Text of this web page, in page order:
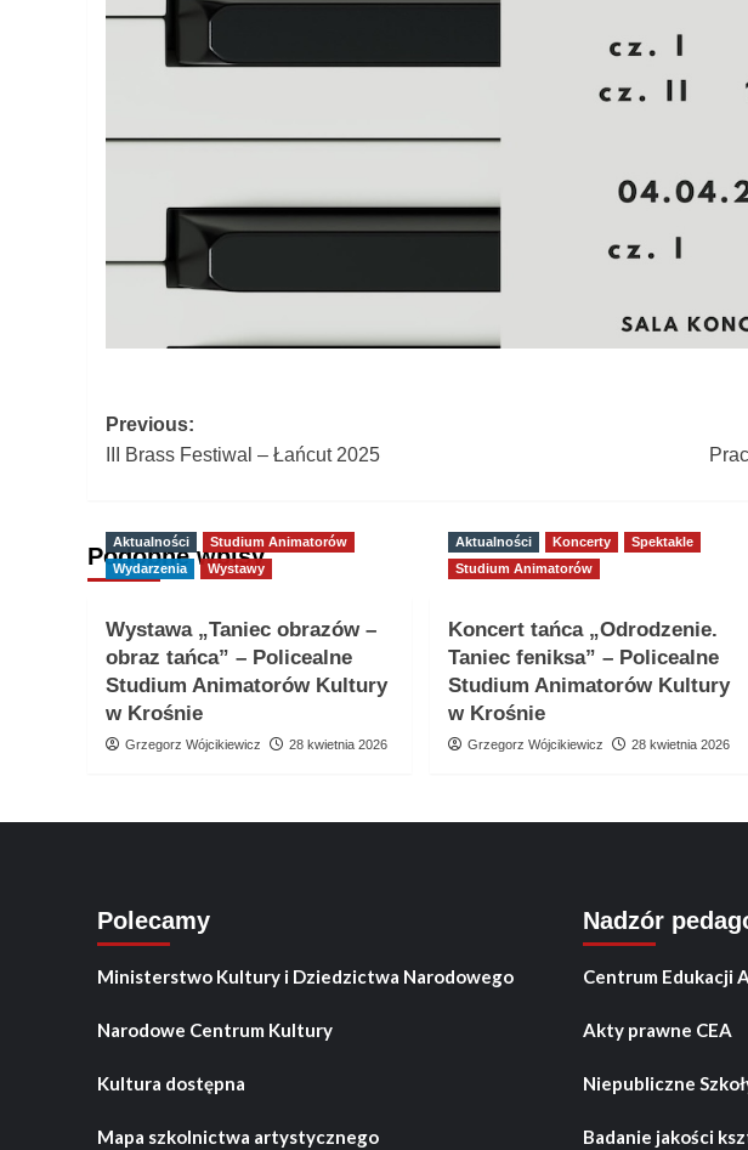
Post
navigation
Previous:
III Brass Festiwal – Łańcut 2025
Podobne wpisy
Aktualności
Studium Animatorów
Wydarzenia
Wystawy
Wystawa „Taniec obrazów –
obraz tańca” – Policealne
Studium Animatorów Kultury
w Krośnie
Grzegorz Wójcikiewicz 28 kwietnia 2026
Aktualności Koncerty
Spektakle
Studium Animatorów
Koncert tańca „Odrodzenie.
Taniec feniksa” – Policealne
Studium Animatorów Kultury
w Krośnie
Grzegorz Wójcikiewicz 28 kwietnia 2026
Polecamy
Ministerstwo Kultury i Dziedzictwa Narodowego
Narodowe Centrum Kultury
Kultura dostępna
Mapa szkolnictwa artystycznego
Nadzór
Centrum Edukacji
Akty prawne CEA
Niepubliczne
Badanie jakości